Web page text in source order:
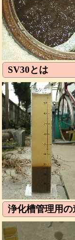
SV30とは
浄化槽管理用の